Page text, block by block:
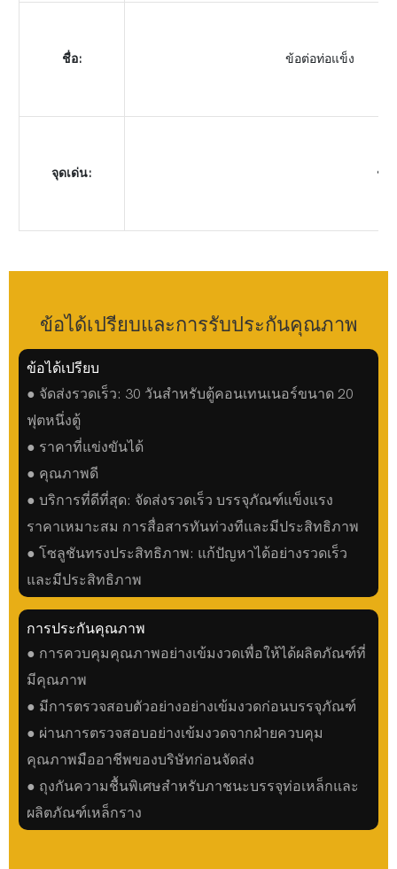
ชื่อ: ข้อต่อท่อแข็ง
จุดเด่น: ชุบ
ข้อได้เปรียบและการรับประกันคุณภาพ
ข้อได้เปรียบ
● จัดส่งรวดเร็ว: 30 วันสำหรับตู้คอนเทนเนอร์ขนาด 20
ฟุตหนึ่งตู้
● ราคาที่แข่งขันได้
● คุณภาพดี
● บริการที่ดีที่สุด: จัดส่งรวดเร็ว บรรจุภัณฑ์แข็งแรง
ราคาเหมาะสม การสื่อสารทันท่วงทีและมีประสิทธิภาพ
● โซลูชันทรงประสิทธิภาพ: แก้ปัญหาได้อย่างรวดเร็ว
และมีประสิทธิภาพ
การประกันคุณภาพ
● การควบคุมคุณภาพอย่างเข้มงวดเพื่อให้ได้ผลิตภัณฑ์ที่
มีคุณภาพ
● มีการตรวจสอบตัวอย่างอย่างเข้มงวดก่อนบรรจุภัณฑ์
● ผ่านการตรวจสอบอย่างเข้มงวดจากฝ่ายควบคุม
คุณภาพมืออาชีพของบริษัทก่อนจัดส่ง
● ถุงกันความชื้นพิเศษสำหรับภาชนะบรรจุท่อเหล็กและ
ผลิตภัณฑ์เหล็กราง